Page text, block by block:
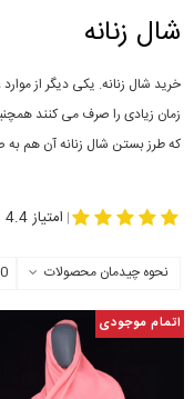
شال زنانه
خرید شال زنانه. یکی دیگر از
زمان زیادی را صرف می کنند
که طرز بستن شال زنانه آن هم به
| امتیاز 4.4 از 5
نحوه چیدمان محصولات
اتمام موجودی